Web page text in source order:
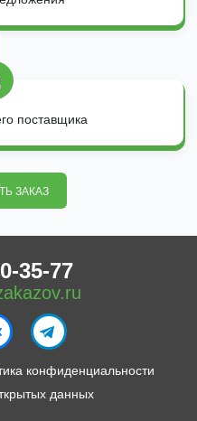
поставщика
ЗАКАЗ
конфиденциальности
данных
35-77